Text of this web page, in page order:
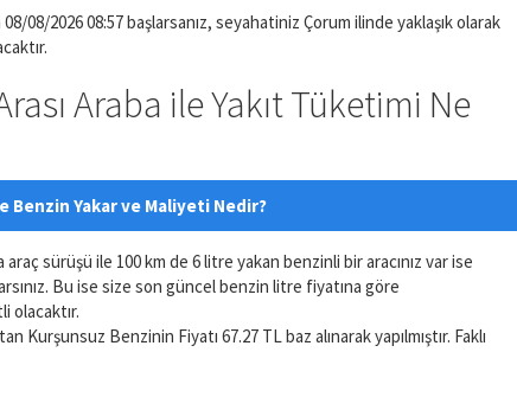
08/2026 08:57 başlarsanız, seyahatiniz Çorum ilinde yaklaşık olarak
Araba ile Yakıt Tüketimi Ne
Benzin Yakar ve Maliyeti Nedir?
sürüşü ile 100 km de 6 litre yakan benzinli bir aracınız var ise
Bu ise size son güncel benzin litre fiyatına göre
olacaktır.
Kurşunsuz Benzinin Fiyatı 67.27 TL baz alınarak yapılmıştır. Faklı